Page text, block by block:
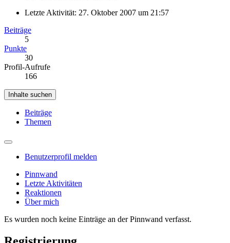
Letzte Aktivität: 27. Oktober 2007 um 21:57
Beiträge
5
Punkte
30
Profil-Aufrufe
166
Inhalte suchen
Beiträge
Themen
Benutzerprofil melden
Pinnwand
Letzte Aktivitäten
Reaktionen
Über mich
Es wurden noch keine Einträge an der Pinnwand verfasst.